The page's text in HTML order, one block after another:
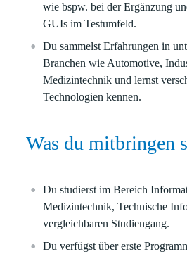
wie bspw. bei der Ergänzung
GUIs im Testumfeld.
Du sammelst Erfahrungen in
Branchen wie Automotive,
Medizintechnik und lernst
Technologien kennen.
Was du mitbringen
Du studierst im Bereich
Medizintechnik, Technische
vergleichbaren Studiengang.
Du verfügst über erste